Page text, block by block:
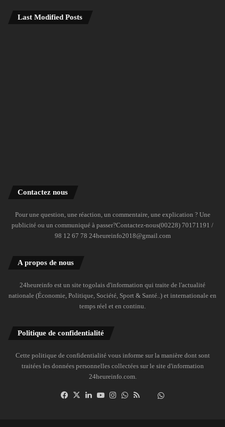
Last Modified Posts
Contactez nous
Pour une question, une réaction, un commentaire, une explication ? Une
publicité ou un communiqué à passer?Contactez-nous(00228) 70171191 /
98 12 67 78 24heureinfo2018@gmail.com
A propos de nous
24heureinfo est un site togolais d'information qui traite de l'actualité
nationale (Économie, Politique, Société, Sport & Santé..) et internationale en
temps réel et en continu.
Politique de confidentialité
Cette politique de confidentialité vous informe sur la manière dont sont
traitées les données personnelles collectées sur le site d'information
24heureinfo.com.
Facebook
X LinkedinYouTubeInstagramWhatsAppDailymotion